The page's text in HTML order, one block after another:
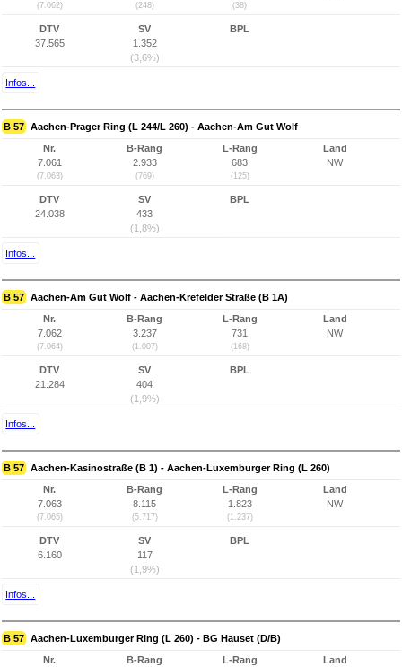
(7.062) (248) (38)
DTV
37.565
SV
1.352
(3,6%)
BPL
Infos...
B 57 Aachen-Prager Ring (L 244/L 260) - Aachen-Am Gut Wolf
Nr.
7.061
(7.063)
B-Rang
2.933
(769)
L-Rang
683
(125)
Land
NW
DTV
24.038
SV
433
(1,8%)
BPL
Infos...
B 57 Aachen-Am Gut Wolf - Aachen-Krefelder Straße (B 1A)
Nr.
7.062
(7.064)
B-Rang
3.237
(1.007)
L-Rang
731
(168)
Land
NW
DTV
21.284
SV
404
(1,9%)
BPL
Infos...
B 57 Aachen-Kasinostraße (B 1) - Aachen-Luxemburger Ring (L 260)
Nr.
7.063
(7.065)
B-Rang
8.115
(5.717)
L-Rang
1.823
(1.237)
Land
NW
DTV
6.160
SV
117
(1,9%)
BPL
Infos...
B 57 Aachen-Luxemburger Ring (L 260) - BG Hauset (D/B)
Nr.
B-Rang
L-Rang
Land